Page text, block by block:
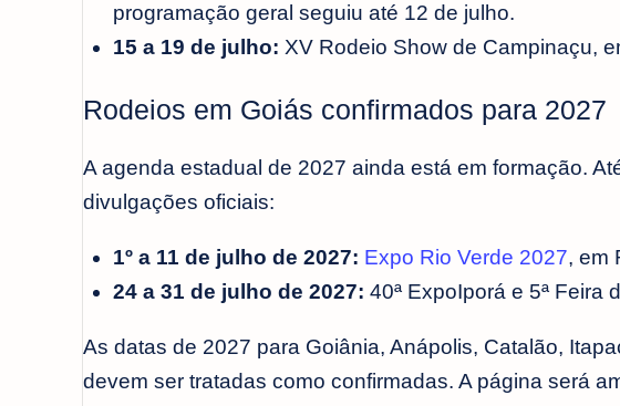
programação geral seguiu até 12 de julho.
15 a 19 de julho: XV Rodeio Show de Campinaçu,
Rodeios em Goiás confirmados para 2027
A agenda estadual de 2027 ainda está em formação.
divulgações oficiais:
1º a 11 de julho de 2027: Expo Rio Verde 2027, em
24 a 31 de julho de 2027: 40ª ExpoIporá e 5ª Feira
As datas de 2027 para Goiânia, Anápolis, Catalão,
devem ser tratadas como confirmadas. A página será